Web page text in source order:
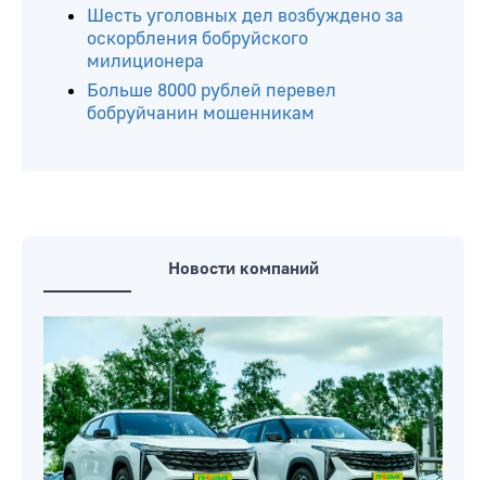
Шесть уголовных дел возбуждено за
оскорбления бобруйского
милиционера
Больше 8000 рублей перевел
бобруйчанин мошенникам
Новости компаний